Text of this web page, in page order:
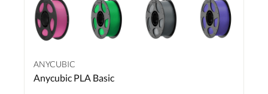
ANYCUBIC
Anycubic PLA Basic